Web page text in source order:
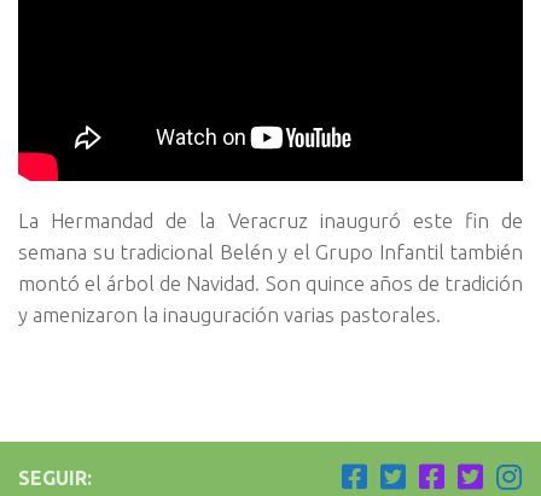
La Hermandad de la Veracruz inauguró este fin de
semana su tradicional Belén y el Grupo Infantil también
montó el árbol de Navidad. Son quince años de tradición
y amenizaron la inauguración varias pastorales.
SEGUIR: